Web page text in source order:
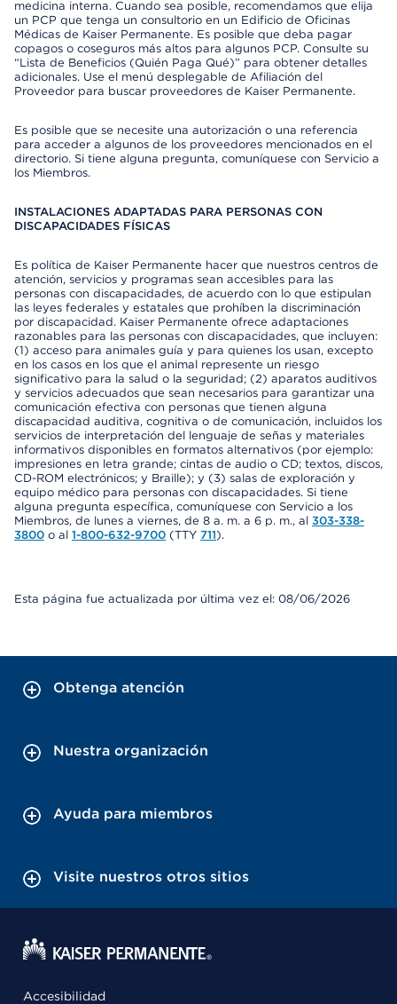
medicina interna. Cuando sea posible, recomendamos que elija
un PCP que tenga un consultorio en un Edificio de Oficinas
Médicas de Kaiser Permanente. Es posible que deba pagar
copagos o coseguros más altos para algunos PCP. Consulte su
“Lista de Beneficios (Quién Paga Qué)” para obtener detalles
adicionales. Use el menú desplegable de Afiliación del
Proveedor para buscar proveedores de Kaiser Permanente.
Es posible que se necesite una autorización o una referencia
para acceder a algunos de los proveedores mencionados en el
directorio. Si tiene alguna pregunta, comuníquese con Servicio a
los Miembros.
INSTALACIONES ADAPTADAS PARA PERSONAS CON
DISCAPACIDADES FÍSICAS
Es política de Kaiser Permanente hacer que nuestros centros de
atención, servicios y programas sean accesibles para las
personas con discapacidades, de acuerdo con lo que estipulan
las leyes federales y estatales que prohíben la discriminación
por discapacidad. Kaiser Permanente ofrece adaptaciones
razonables para las personas con discapacidades, que incluyen:
(1) acceso para animales guía y para quienes los usan, excepto
en los casos en los que el animal represente un riesgo
significativo para la salud o la seguridad; (2) aparatos auditivos
y servicios adecuados que sean necesarios para garantizar una
comunicación efectiva con personas que tienen alguna
discapacidad auditiva, cognitiva o de comunicación, incluidos los
servicios de interpretación del lenguaje de señas y materiales
informativos disponibles en formatos alternativos (por ejemplo:
impresiones en letra grande; cintas de audio o CD; textos, discos,
CD-ROM electrónicos; y Braille); y (3) salas de exploración y
equipo médico para personas con discapacidades. Si tiene
alguna pregunta específica, comuníquese con Servicio a los
Miembros, de lunes a viernes, de 8 a. m. a 6 p. m., al 303-338-
3800 o al 1-800-632-9700 (TTY 711).
Esta página fue actualizada por última vez el: 08/06/2026
Obtenga atención
Nuestra organización
Ayuda para miembros
Visite nuestros otros sitios
Accesibilidad